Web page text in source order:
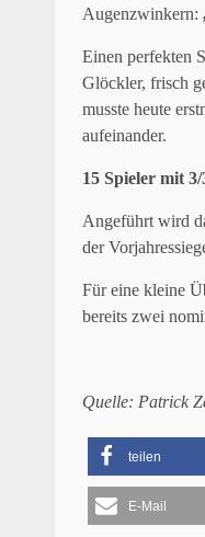
Augenzwinkern:
Einen perfekten
Glöckler, frisch
musste heute
aufeinander.
15 Spieler mit
Angeführt wird
der
Für eine kleine
bereits zwei
Quelle: Patrick
teilen
E-Mail